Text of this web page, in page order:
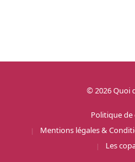
© 2026 Quoi
Politique
Mentions légales &
Les